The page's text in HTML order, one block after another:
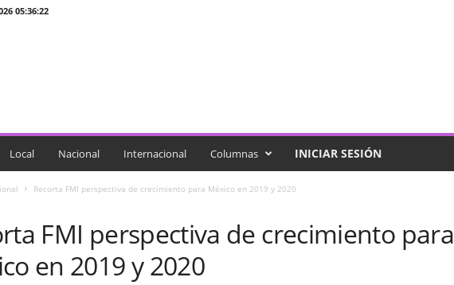
05:36:22
Local Nacional Internacional Columnas INICIAR SESIÓN
Recorta FMI perspectiva de crecimiento para México en 2019 y 2020
FMI perspectiva de crecimiento para
en 2019 y 2020